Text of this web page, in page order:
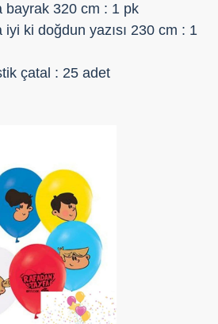
bayrak 320 cm : 1 pk
iyi ki doğdun yazısı 230 cm : 1
çatal : 25 adet